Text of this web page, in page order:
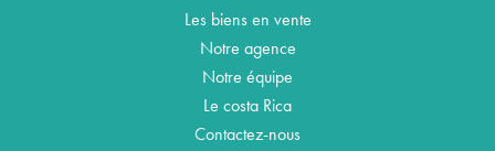
Les biens en vente
Notre agence
Notre équipe
Le costa Rica
Contactez-nous